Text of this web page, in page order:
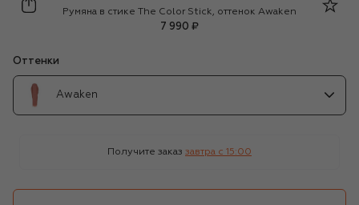
Kevyn Aucoin
Румяна в стике The Color Stick, оттенок Awaken
7 990 ₽
Оттенки
Awaken
Получите заказ завтра c 15:00